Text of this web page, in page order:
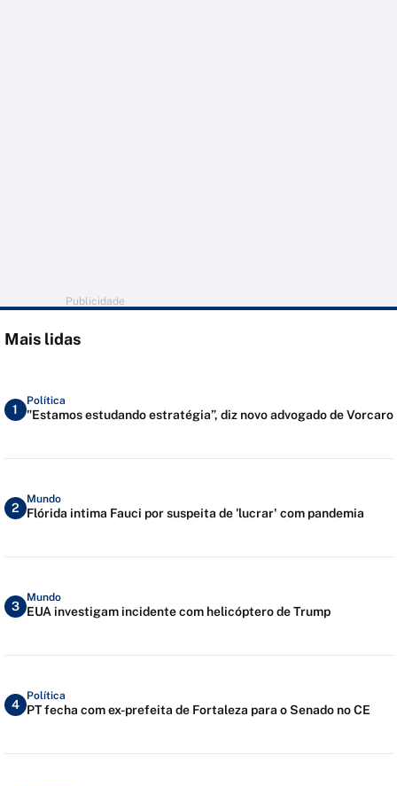
Publicidade
Mais lidas
1
Política
"Estamos estudando estratégia”, diz novo advogado de Vorcaro
2
Mundo
Flórida intima Fauci por suspeita de 'lucrar' com pandemia
3
Mundo
EUA investigam incidente com helicóptero de Trump
4
Política
PT fecha com ex-prefeita de Fortaleza para o Senado no CE